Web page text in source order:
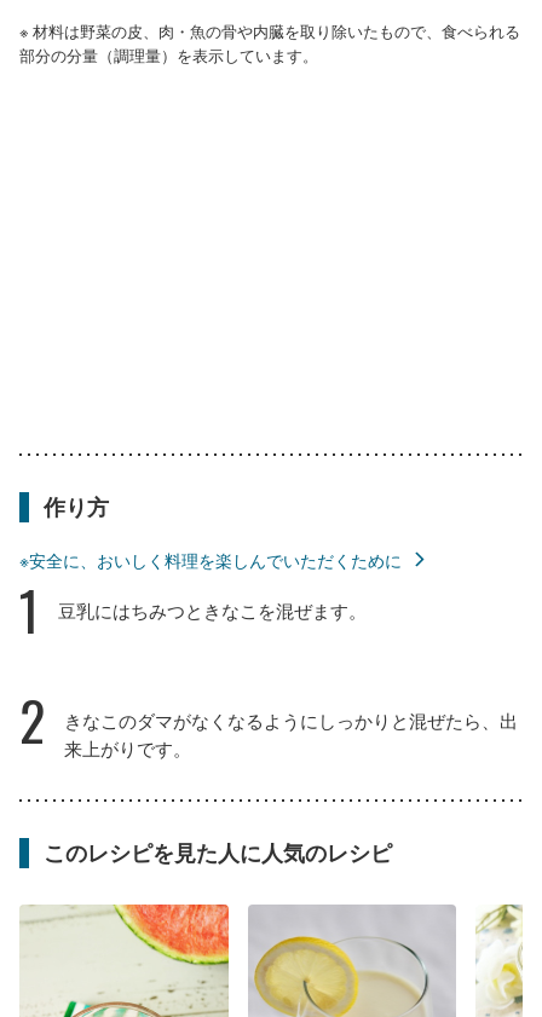
※ 材料は野菜の皮、肉・魚の骨や内臓を取り除いたもので、食べられる
部分の分量（調理量）を表示しています。
作り方
※安全に、おいしく料理を楽しんでいただくために
1 豆乳にはちみつときなこを混ぜます。
2
きなこのダマがなくなるようにしっかりと混ぜたら、出
来上がりです。
このレシピを見た人に人気のレシピ